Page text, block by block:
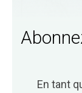
En tant